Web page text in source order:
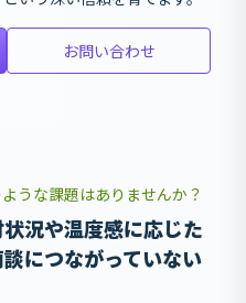
お問い合わせ
うな課題はありませんか？
況や温度感に応じた
につながっていない